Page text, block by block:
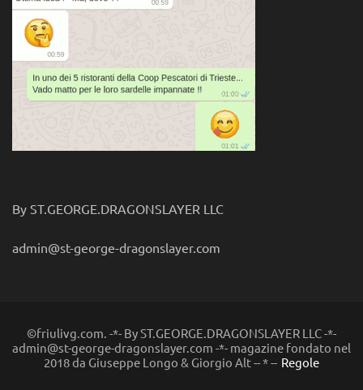
By ST.GEORGE.DRAGONSLAYER LLC
admin@st-george-dragonslayer.com
©friulivg.com. -*- By ST.GEORGE.DRAGONSLAYER LLC -*-
admin@st-george-dragonslayer.com -*- magazine fondato nel
2018 da Giuseppe Longo & Giorgio Alt -- * -- Regole